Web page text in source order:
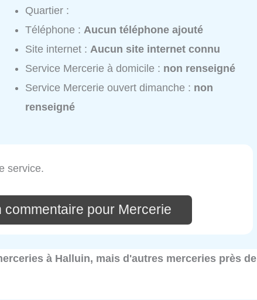
Quartier :
Téléphone : Aucun téléphone ajouté
Site internet : Aucun site internet connu
Service Mercerie à domicile : non renseigné
Service Mercerie ouvert dimanche : non
renseigné
service.
commentaire pour Mercerie
à Halluin, mais d'autres merceries près de